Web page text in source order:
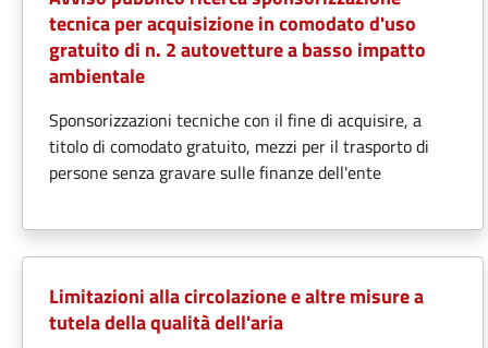
tecnica per acquisizione in comodato d'uso
gratuito di n. 2 autovetture a basso impatto
ambientale
Sponsorizzazioni tecniche con il fine di acquisire, a
titolo di comodato gratuito, mezzi per il trasporto di
persone senza gravare sulle finanze dell'ente
Limitazioni alla circolazione e altre misure a
tutela della qualità dell'aria